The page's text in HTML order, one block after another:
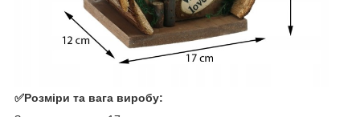
✅Розміри та вага виробу: